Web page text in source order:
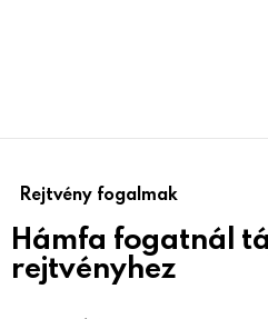
Rejtvény fogalmak
Hámfa fogatnál
rejtvényhez